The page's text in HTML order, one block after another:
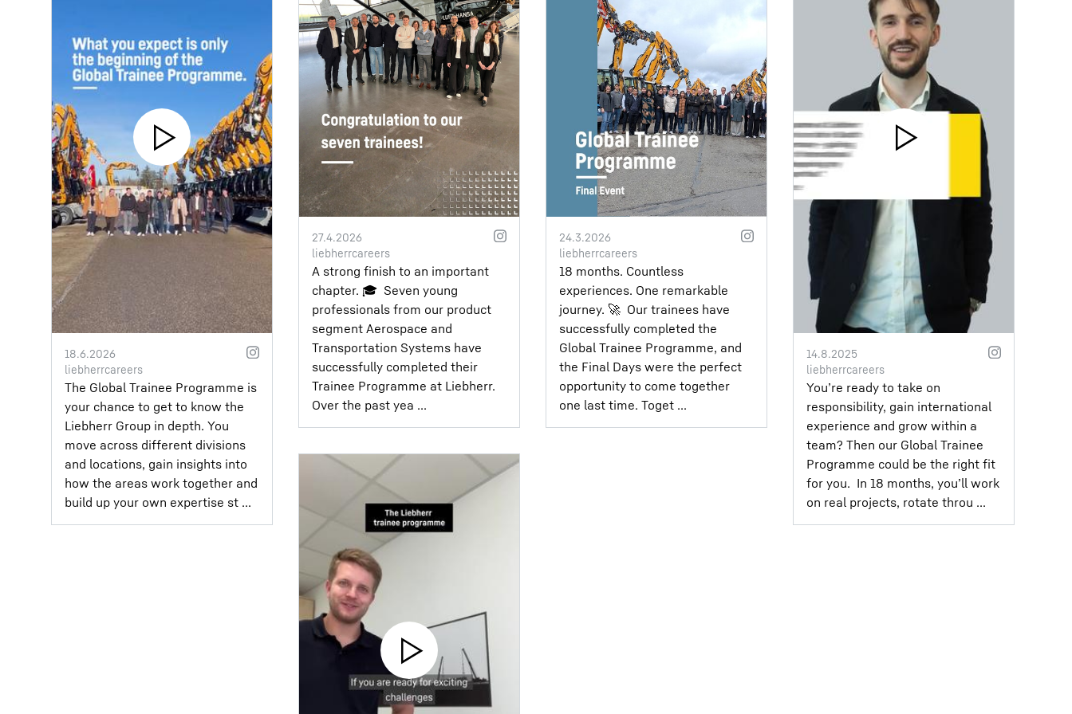
18.6.2026
liebherrcareers
The Global Trainee Programme is
your chance to get to know the
Liebherr Group in depth. You
move across different divisions
and locations, gain insights into
how the areas work together and
build up your own expertise st ...
27.4.2026
liebherrcareers
A strong finish to an important
chapter. 🎓⁣ ⁣ Seven young
professionals from our product
segment Aerospace and
Transportation Systems have
successfully completed their
Trainee Programme at Liebherr.⁣ ⁣
Over the past yea ...
24.3.2026
liebherrcareers
18 months. Countless
experiences. One remarkable
journey. 🚀⁣ ⁣ Our trainees have
successfully completed the
Global Trainee Programme, and
the Final Days were the perfect
opportunity to come together
one last time. Toget ...
14.8.2025
liebherrcareers
You’re ready to take on
responsibility, gain international
experience and grow within a
team?⁣ Then our Global Trainee
Programme could be the right fit
for you.⁣ ⁣ In 18 months, you’ll work
on real projects, rotate throu ...